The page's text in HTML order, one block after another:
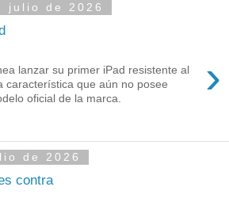
julio de 2026
›
lanzar su primer iPad resistente al
característica que aún no posee
oficial de la marca.
de 2026
contra